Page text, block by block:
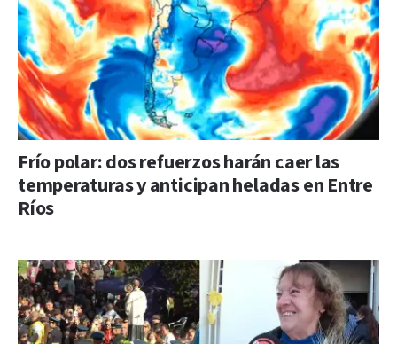
Frío polar: dos refuerzos harán caer las
temperaturas y anticipan heladas en Entre
Ríos